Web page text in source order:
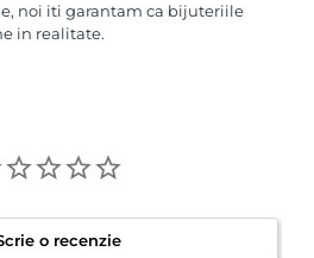
noi iti garantam ca bijuteriile
in realitate.
o recenzie